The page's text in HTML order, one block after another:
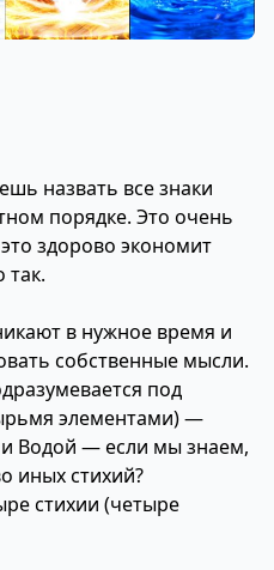
назвать все знаки
порядке. Это очень
здорово экономит
так.
в нужное время и
собственные мысли.
под
элементами) —
Водой — если мы знаем,
иных стихий?
стихии (четыре